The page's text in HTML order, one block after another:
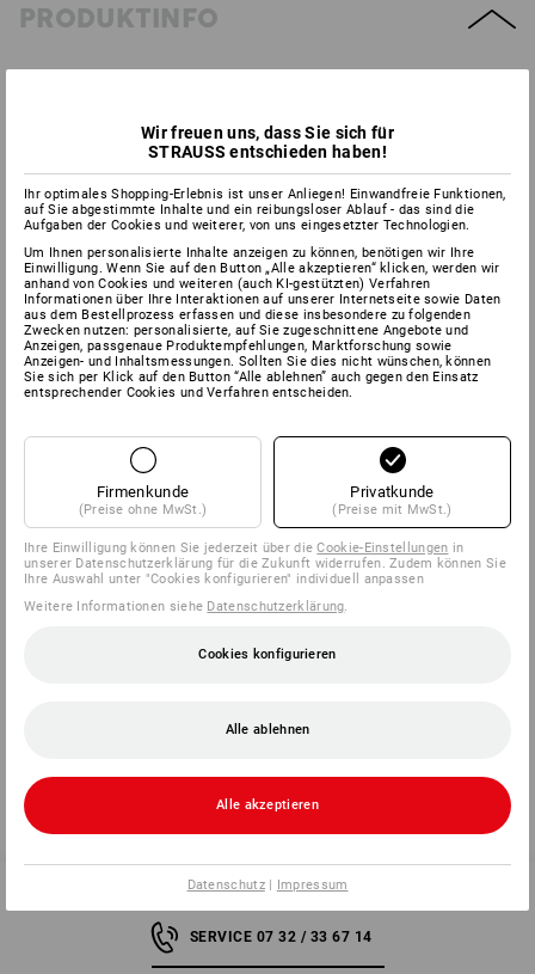
PRODUKTINFO
schützt empfindliche und zerbrechliche Gegenstände vor
Erschütterung
einzigartige Langzeitversiegelung der Luftpolster
eine Sperrschicht in den Noppen minimiert den Luftverlust,
an jeder beliebigen Stelle abreißbar: präzise, einfach und
gerade – auch ohne Schere
eine neuartige Noppenform bewirkt eine
Volumenreduzierung der Rolle um bis zu 46 %
AirCap® Folien schützen empfindliche und zerbrechliche
Gegenstände vor Erschütterungen
Herstellerinformation: Sealed Air Verpackungen GmbH | Ernst-
Diegel-Straße 2 | DE 36304 Alsfeld |
info.deutschland@sealedair.com
SERVICE 07 32 / 33 67 14
Wir freuen uns, dass Sie sich für
STRAUSS entschieden haben!
Ihr optimales Shopping-Erlebnis ist unser Anliegen! Einwandfreie Funktionen,
auf Sie abgestimmte Inhalte und ein reibungsloser Ablauf - das sind die
Aufgaben der Cookies und weiterer, von uns eingesetzter Technologien.
Um Ihnen personalisierte Inhalte anzeigen zu können, benötigen wir Ihre
Einwilligung. Wenn Sie auf den Button „Alle akzeptieren“ klicken, werden wir
anhand von Cookies und weiteren (auch KI-gestützten) Verfahren
Informationen über Ihre Interaktionen auf unserer Internetseite sowie Daten
aus dem Bestellprozess erfassen und diese insbesondere zu folgenden
Zwecken nutzen: personalisierte, auf Sie zugeschnittene Angebote und
Anzeigen, passgenaue Produktempfehlungen, Marktforschung sowie
Anzeigen- und Inhaltsmessungen. Sollten Sie dies nicht wünschen, können
Sie sich per Klick auf den Button “Alle ablehnen” auch gegen den Einsatz
entsprechender Cookies und Verfahren entscheiden.
Firmenkunde
(Preise ohne MwSt.)
Privatkunde
(Preise mit MwSt.)
Ihre Einwilligung können Sie jederzeit über dieCookie-Einstellungen in
unserer Datenschutzerklärung für die Zukunft widerrufen. Zudem können Sie
Ihre Auswahl unter "Cookies konfigurieren" individuell anpassen
Weitere Informationen siehe Datenschutzerklärung
Cookies konfigurieren
Alle ablehnen
Alle akzeptieren
Datenschutz| Impressum